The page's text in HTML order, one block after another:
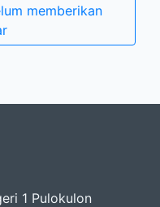
memberikan
1 Pulokulon